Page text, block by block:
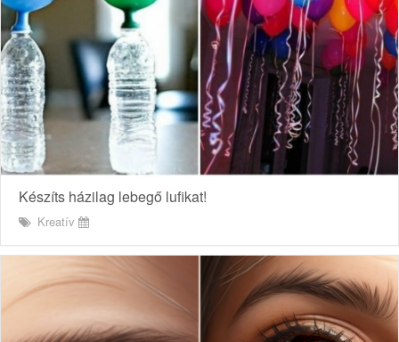
Készíts házilag lebegő lufikat!
Kreatív